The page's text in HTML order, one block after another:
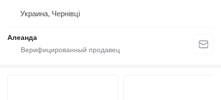
Украина, Чернівці
Алеанда